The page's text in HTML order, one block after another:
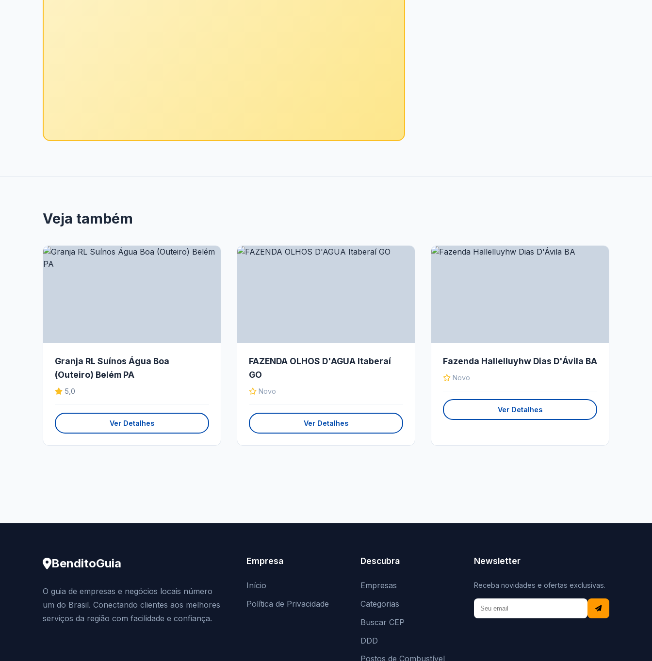
Veja também
Granja RL Suínos Água Boa
(Outeiro) Belém PA
5,0
Ver Detalhes
FAZENDA OLHOS D'AGUA Itaberaí
GO
Novo
Ver Detalhes
Fazenda Hallelluyhw Dias D'Ávila BA
Novo
Ver Detalhes
BenditoGuia
O guia de empresas e negócios locais número
um do Brasil. Conectando clientes aos melhores
serviços da região com facilidade e confiança.
Empresa
Início
Política de Privacidade
Descubra
Empresas
Categorias
Buscar CEP
DDD
Postos de Combustível
Newsletter
Receba novidades e ofertas exclusivas.